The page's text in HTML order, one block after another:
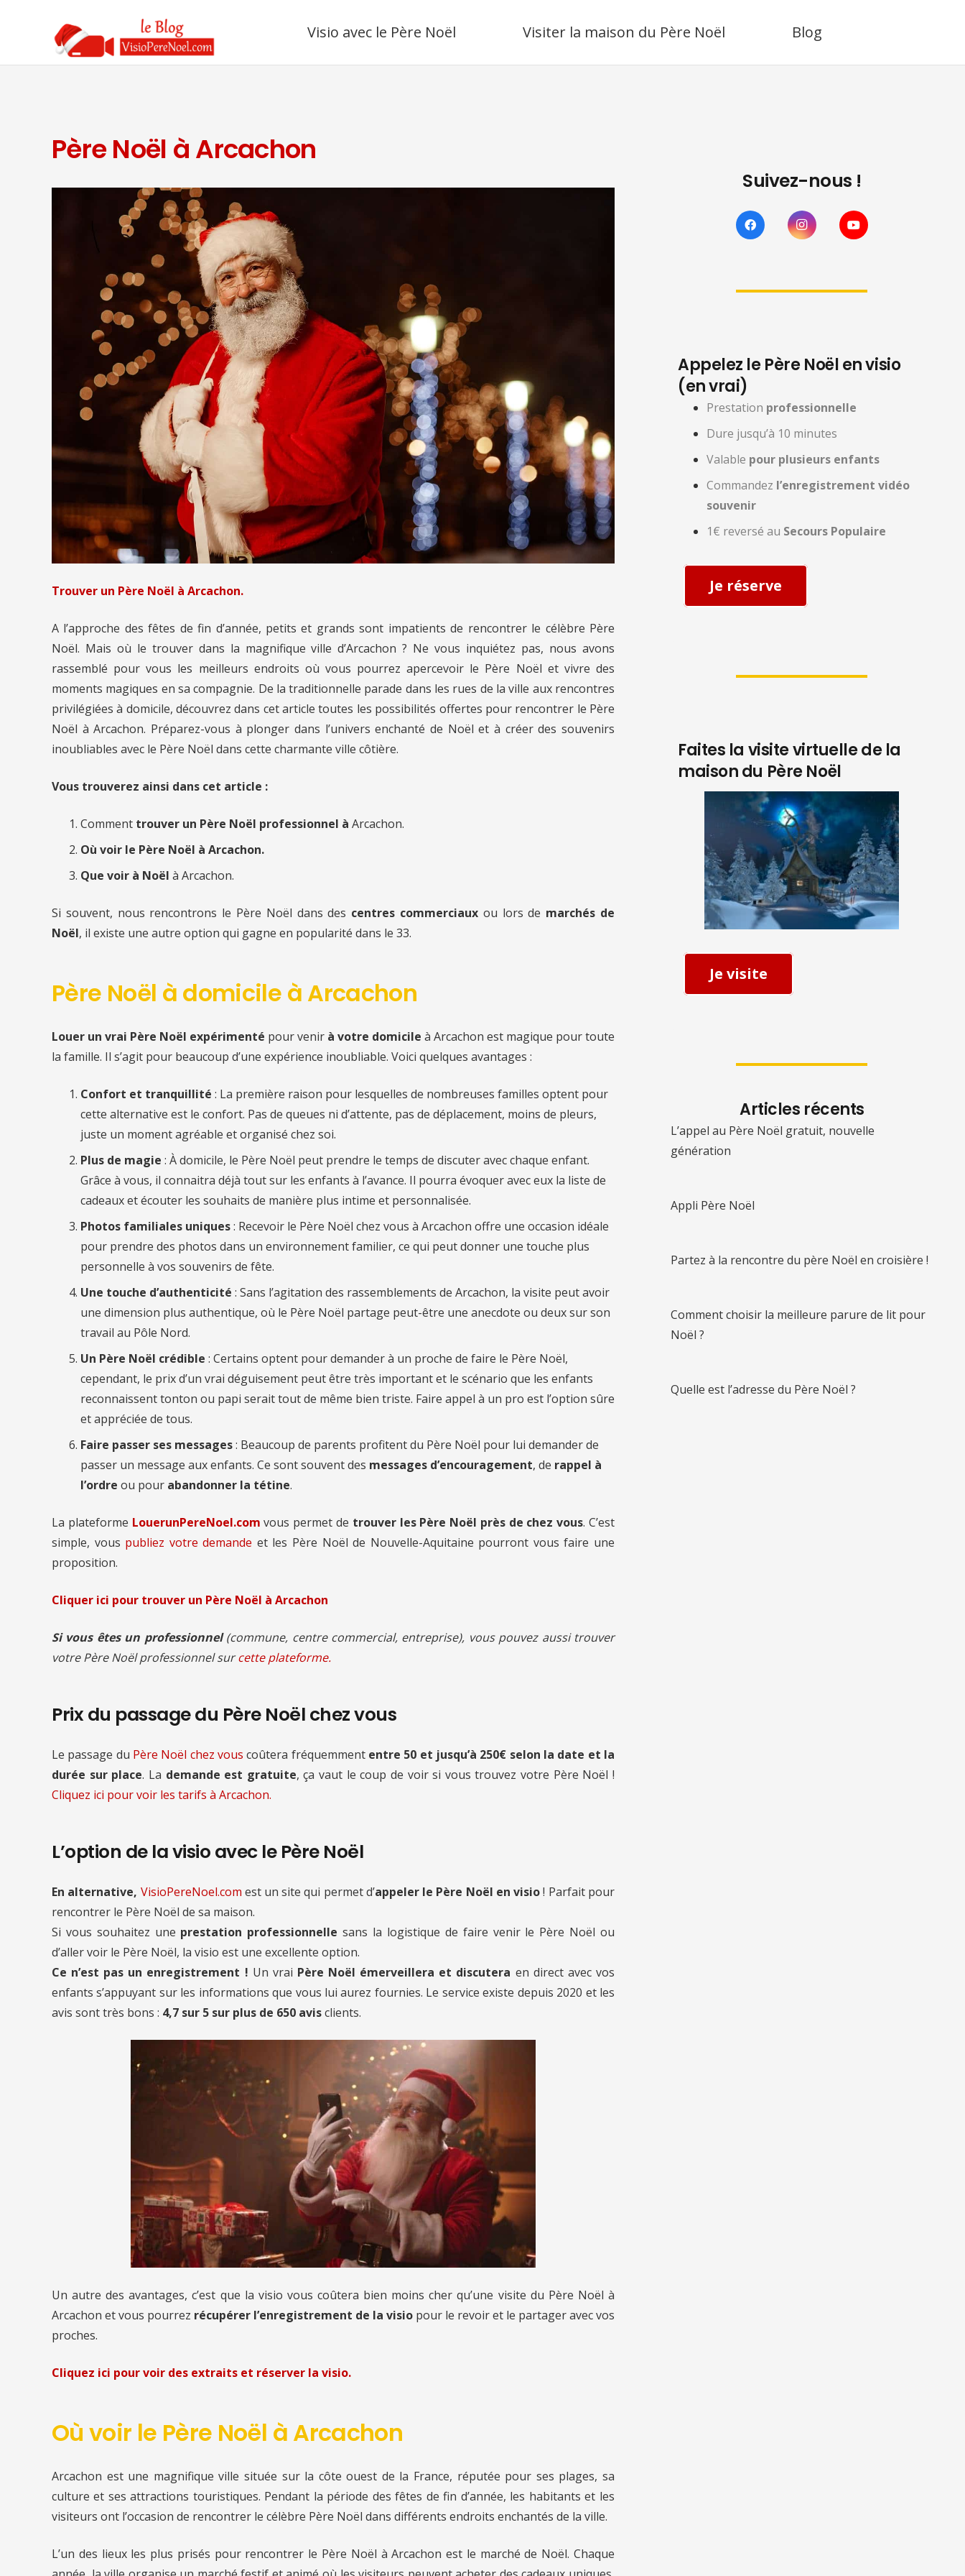
Visio avec le Père Noël Visiter la maison du Père Noël Blog
Père Noël à Arcachon
Trouver un Père Noël à Arcachon.
A l’approche des fêtes de fin d’année, petits et grands sont impatients de rencontrer le célèbre Père
Noël. Mais où le trouver dans la magnifique ville d’Arcachon ? Ne vous inquiétez pas, nous avons
rassemblé pour vous les meilleurs endroits où vous pourrez apercevoir le Père Noël et vivre des
moments magiques en sa compagnie. De la traditionnelle parade dans les rues de la ville aux rencontres
privilégiées à domicile, découvrez dans cet article toutes les possibilités offertes pour rencontrer le Père
Noël à Arcachon. Préparez-vous à plonger dans l’univers enchanté de Noël et à créer des souvenirs
inoubliables avec le Père Noël dans cette charmante ville côtière.
Vous trouverez ainsi dans cet article :
Comment trouver un Père Noël professionnel à Arcachon.
Où voir le Père Noël à Arcachon.
Que voir à Noël à Arcachon.
Si souvent, nous rencontrons le Père Noël dans des centres commerciaux ou lors de marchés de
Noël, il existe une autre option qui gagne en popularité dans le 33.
Père Noël à domicile à Arcachon
Louer un vrai Père Noël expérimenté pour venir à votre domicile à Arcachon est magique pour toute
la famille. Il s’agit pour beaucoup d’une expérience inoubliable. Voici quelques avantages :
Confort et tranquillité : La première raison pour lesquelles de nombreuses familles optent pour
cette alternative est le confort. Pas de queues ni d’attente, pas de déplacement, moins de pleurs,
juste un moment agréable et organisé chez soi.
Plus de magie : À domicile, le Père Noël peut prendre le temps de discuter avec chaque enfant.
Grâce à vous, il connaitra déjà tout sur les enfants à l’avance. Il pourra évoquer avec eux la liste de
cadeaux et écouter les souhaits de manière plus intime et personnalisée.
Photos familiales uniques: Recevoir le Père Noël chez vous à Arcachon offre une occasion idéale
pour prendre des photos dans un environnement familier, ce qui peut donner une touche plus
personnelle à vos souvenirs de fête.
Une touche d’authenticité : Sans l’agitation des rassemblements de Arcachon, la visite peut avoir
une dimension plus authentique, où le Père Noël partage peut-être une anecdote ou deux sur son
travail au Pôle Nord.
Un Père Noël crédible : Certains optent pour demander à un proche de faire le Père Noël,
cependant, le prix d’un vrai déguisement peut être très important et le scénario que les enfants
reconnaissent tonton ou papi serait tout de même bien triste. Faire appel à un pro est l’option sûre
et appréciée de tous.
Faire passer ses messages: Beaucoup de parents profitent du Père Noël pour lui demander de
passer un message aux enfants. Ce sont souvent des messages d’encouragement, de rappel à
l’ordre ou pour abandonner la tétine.
La plateforme LouerunPereNoel.com vous permet de trouver les Père Noël près de chez vous. C’est
simple, vous publiez votre demande et les Père Noël de Nouvelle-Aquitaine pourront vous faire une
proposition.
Cliquer ici pour trouver un Père Noël à Arcachon
Si vous êtes un professionnel(commune, centre commercial, entreprise), vous pouvez aussi trouver
votre Père Noël professionnel surcette plateforme.
Prix du passage du Père Noël chez vous
Le passage du Père Noël chez vous coûtera fréquemment entre 50 et jusqu’à 250€ selon la date et la
durée sur place. La demande est gratuite, ça vaut le coup de voir si vous trouvez votre Père Noël !
Cliquez ici pour voir les tarifs à Arcachon.
L’option de la visio avec le Père Noël
En alternative, VisioPereNoel.com est un site qui permet d’appeler le Père Noël en visio! Parfait pour
rencontrer le Père Noël de sa maison.
Si vous souhaitez une prestation professionnelle sans la logistique de faire venir le Père Noël ou
d’aller voir le Père Noël, la visio est une excellente option.
Ce n’est pas un enregistrement ! Un vrai Père Noël émerveillera et discutera en direct avec vos
enfants s’appuyant sur les informations que vous lui aurez fournies. Le service existe depuis 2020 et les
avis sont très bons : 4,7 sur 5 sur plus de 650 avisclients.
Un autre des avantages, c’est que la visio vous coûtera bien moins cher qu’une visite du Père Noël à
Arcachon et vous pourrez récupérer l’enregistrement de la visio pour le revoir et le partager avec vos
proches.
Cliquez ici pour voir des extraits et réserver la visio.
Où voir le Père Noël à Arcachon
Arcachon est une magnifique ville située sur la côte ouest de la France, réputée pour ses plages, sa
culture et ses attractions touristiques. Pendant la période des fêtes de fin d’année, les habitants et les
visiteurs ont l’occasion de rencontrer le célèbre Père Noël dans différents endroits enchantés de la ville.
L’un des lieux les plus prisés pour rencontrer le Père Noël à Arcachon est le marché de Noël. Chaque
Suivez-nous !
Appelez le Père Noël en visio
(en vrai)
Prestation professionnelle
Dure jusqu’à 10 minutes
Valable pour plusieurs enfants
Commandez l’enregistrement vidéo
souvenir
1€ reversé au Secours Populaire
Je réserve
Faites la visite virtuelle de la
maison du Père Noël
Je visite
Articles récents
L’appel au Père Noël gratuit, nouvelle
génération
Appli Père Noël
Partez à la rencontre du père Noël en croisière !
Comment choisir la meilleure parure de lit pour
Noël ?
Quelle est l’adresse du Père Noël ?